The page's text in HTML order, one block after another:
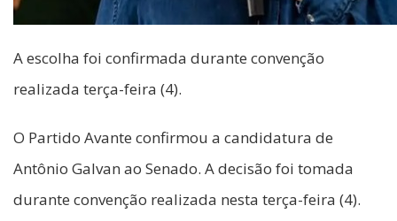
A escolha foi confirmada durante convenção
realizada terça-feira (4).
O Partido Avante confirmou a candidatura de
Antônio Galvan ao Senado. A decisão foi tomada
durante convenção realizada nesta terça-feira (4).